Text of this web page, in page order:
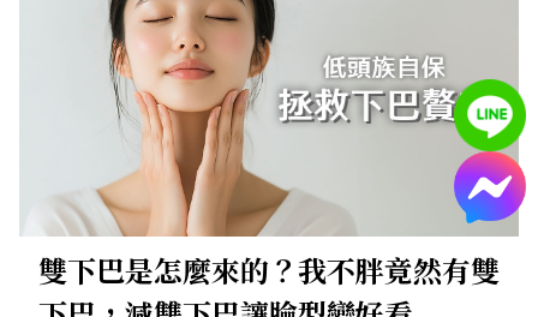
雙下巴是怎麼來的？我不胖竟然有雙